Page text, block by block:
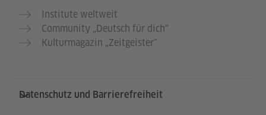
Institute weltweit
Community „Deutsch für dich“
Kulturmagazin „Zeitgeister"
Datenschutz und Barrierefreiheit